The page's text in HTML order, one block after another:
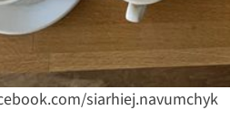
siarhiej.navumchyk